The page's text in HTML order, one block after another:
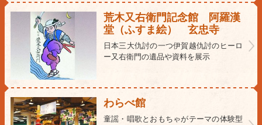
荒木又右衛門記念館 阿羅漢
堂（ふすま絵） 玄忠寺
日本三大仇討の一つ伊賀越仇討のヒーロ
ー又右衛門の遺品や資料を展示
わらべ館
童謡・唱歌とおもちゃがテーマの体験型